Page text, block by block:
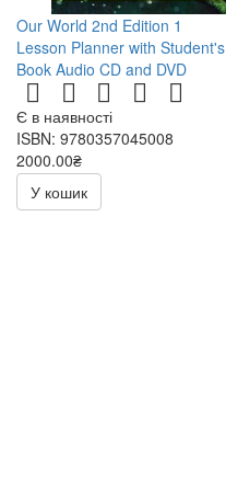
Our World 2nd Edition 1
Lesson Planner with Student's
Book Audio CD and DVD
Є в наявності
ISBN: 9780357045008
2000.00₴
У кошик